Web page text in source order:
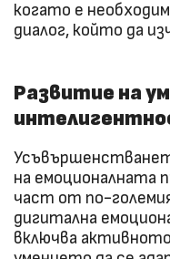
когато е
диалог, който да
Развитие на
на емоционалната
част от по-
дигитална
включва